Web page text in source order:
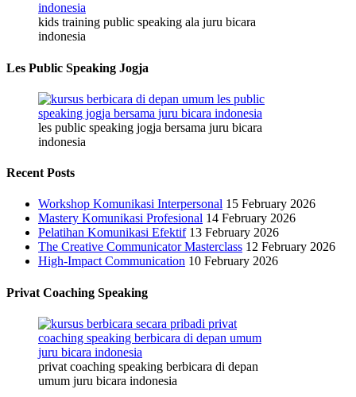
kids training public speaking ala juru bicara
indonesia
Les Public Speaking Jogja
les public speaking jogja bersama juru bicara
indonesia
Recent Posts
Workshop Komunikasi Interpersonal 15 February 2026
Mastery Komunikasi Profesional 14 February 2026
Pelatihan Komunikasi Efektif 13 February 2026
The Creative Communicator Masterclass 12 February 2026
High-Impact Communication 10 February 2026
Privat Coaching Speaking
privat coaching speaking berbicara di depan
umum juru bicara indonesia